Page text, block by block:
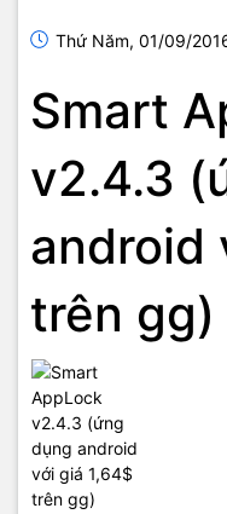
Thứ Năm, 01/09/
Smart
v2.4.3
android
trên gg)